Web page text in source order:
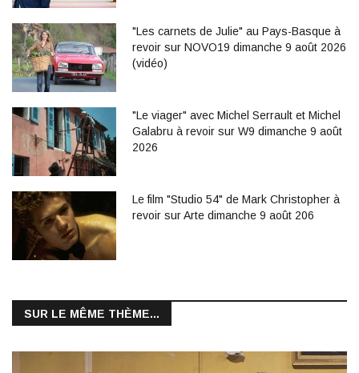
"Les carnets de Julie" au Pays-Basque à
revoir sur NOVO19 dimanche 9 août 2026
(vidéo)
"Le viager" avec Michel Serrault et Michel
Galabru à revoir sur W9 dimanche 9 août
2026
Le film "Studio 54" de Mark Christopher à
revoir sur Arte dimanche 9 août 206
SUR LE MÊME THÈME...